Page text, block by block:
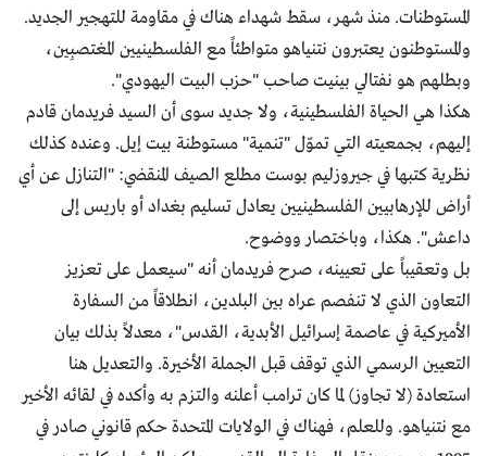
المستوطنات. منذ شهر، سقط شهداء هناك في مقاومة للتهجير الجديد.
والمستوطنون يعتبرون نتنياهو متواطئاً مع الفلسطينيين المغتصبِين،
وبطلهم هو نفتالي بينيت صاحب "حزب البيت اليهودي".
هكذا هي الحياة الفلسطينية، ولا جديد سوى أن السيد فريدمان قادم
إليهم، بجمعيته التي تموّل "تنمية" مستوطنة بيت إيل. وعنده كذلك
نظرية كتبها في جيروزليم بوست مطلع الصيف المنقضي: "التنازل عن أي
أراض للإرهابيين الفلسطينيين يعادل تسليم بغداد أو باريس إلى
داعش". هكذا، وباختصار ووضوح.
بل وتعقيباً على تعيينه، صرح فريدمان أنه "سيعمل على تعزيز
التعاون الذي لا تنفصم عراه بين البلدين، انطلاقاً من السفارة
الأميركية في عاصمة إسرائيل الأبدية، القدس"، معدلاً بذلك بيان
التعيين الرسمي الذي توقف قبل الجملة الأخيرة. والتعديل هنا
استعادة (لا تجاوز) لما كان ترامب أعلنه والتزم به وأكده في لقائه الأخير
مع نتنياهو. وللعلم، فهناك في الولايات المتحدة حكم قانوني صادر في